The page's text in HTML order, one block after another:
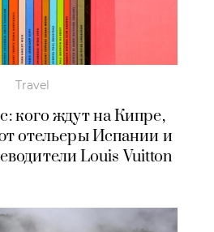
Travel
кого ждут на Кипре,
отельеры Испании и
Louis Vuitton